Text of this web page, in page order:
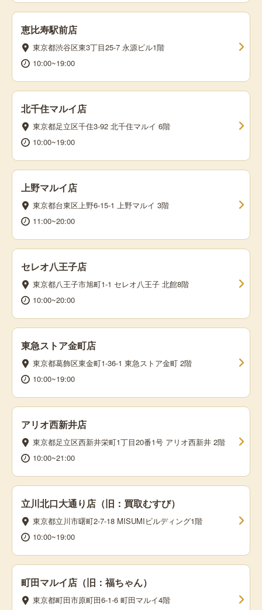
恵比寿駅前店
東京都渋谷区東3丁目25-7 永源ビル1階
10:00~19:00
北千住マルイ店
東京都足立区千住3-92 北千住マルイ 6階
10:00~19:00
上野マルイ店
東京都台東区上野6-15-1 上野マルイ 3階
11:00~20:00
セレオ八王子店
東京都八王子市旭町1-1 セレオ八王子 北館8階
10:00~20:00
東急ストア金町店
東京都葛飾区東金町1-36-1 東急ストア金町 2階
10:00~19:00
アリオ西新井店
東京都足立区西新井栄町1丁目20番1号 アリオ西新井 2階
10:00~21:00
立川北口大通り店（旧：買取むすび）
東京都立川市曙町2-7-18 MISUMIビルディング1階
10:00~19:00
町田マルイ店（旧：福ちゃん）
東京都町田市原町田6-1-6 町田マルイ4階